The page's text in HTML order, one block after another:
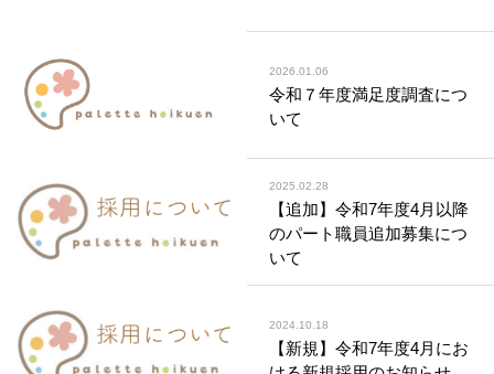
2026.01.06
令和７年度満足度調査につ
いて
2025.02.28
【追加】令和7年度4月以降
のパート職員追加募集につ
いて
2024.10.18
【新規】令和7年度4月にお